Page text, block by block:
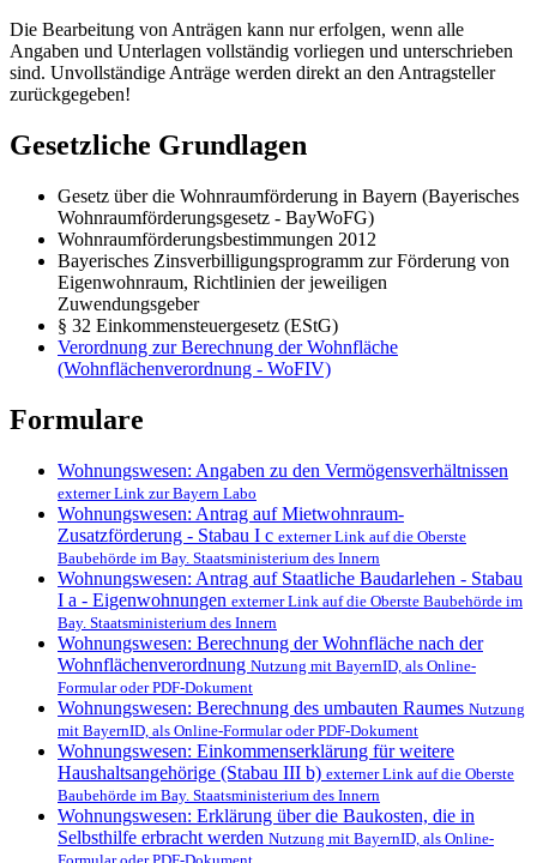
Die Bearbeitung von Anträgen kann nur erfolgen, wenn alle
Angaben und Unterlagen vollständig vorliegen und unterschrieben
sind. Unvollständige Anträge werden direkt an den Antragsteller
zurückgegeben!
Gesetzliche Grundlagen
Gesetz über die Wohnraumförderung in Bayern (Bayerisches
Wohnraumförderungsgesetz - BayWoFG)
Wohnraumförderungsbestimmungen 2012
Bayerisches Zinsverbilligungsprogramm zur Förderung von
Eigenwohnraum, Richtlinien der jeweiligen
Zuwendungsgeber
§ 32 Einkommensteuergesetz (EStG)
Verordnung zur Berechnung der Wohnfläche
(Wohnflächenverordnung - WoFIV)
Formulare
Wohnungswesen: Angaben zu den Vermögensverhältnissen
externer Link zur Bayern Labo
Wohnungswesen: Antrag auf Mietwohnraum-
Zusatzförderung - Stabau I c externer Link auf die Oberste
Baubehörde im Bay. Staatsministerium des Innern
Wohnungswesen: Antrag auf Staatliche Baudarlehen - Stabau
I a - Eigenwohnungen externer Link auf die Oberste Baubehörde im
Bay. Staatsministerium des Innern
Wohnungswesen: Berechnung der Wohnfläche nach der
Wohnflächenverordnung Nutzung mit BayernID, als Online-
Formular oder PDF-Dokument
Wohnungswesen: Berechnung des umbauten Raumes Nutzung
mit BayernID, als Online-Formular oder PDF-Dokument
Wohnungswesen: Einkommenserklärung für weitere
Haushaltsangehörige (Stabau III b) externer Link auf die Oberste
Baubehörde im Bay. Staatsministerium des Innern
Wohnungswesen: Erklärung über die Baukosten, die in
Selbsthilfe erbracht werden Nutzung mit BayernID, als Online-